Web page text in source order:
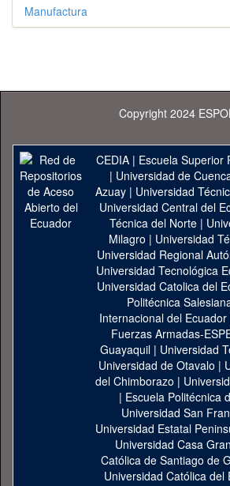
Manufactura
Copyright 2024
CEDIA| Escuela Superior
| Universidad de
Azuay| Universidad
Universidad Central del
Técnica del Norte |
Milagro | Universidad
Universidad Regional
Universidad Tecnológica
Universidad Catolica del
Politécnica
Internacional del Ecuador
Fuerzas Armadas-
Guayaquil| Universidad
Universidad de Otavalo |
del Chimborazo |
| Escuela Politécnica
Universidad San
Universidad Estatal
Universidad Casa
Católica de Santiago de
Universidad Católica del